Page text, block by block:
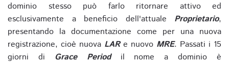
dominio stesso può farlo ritornare attivo ed
esclusivamente a beneficio dell'attuale Proprietario,
presentando la documentazione come per una nuova
registrazione, cioè nuova LARe nuovo MRE. Passati i 15
giorni di Grace Periodil nome a dominio è